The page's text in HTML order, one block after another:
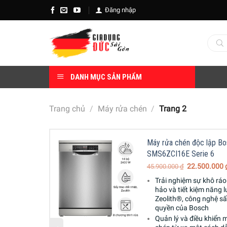
to
Đăng nhập
kiếm
DANH MỤC SẢN PHẨM
Trang chủ / Máy rửa chén / Trang 2
Máy rửa chén độc lập
SMS6ZCI16E Serie 6
45.900.000₫ 22.500.000
Trải nghiệm sự khô
hảo và tiết kiệm năng
Zeolith®, công nghệ
quyền của Bosch
Quản lý và điều khiển